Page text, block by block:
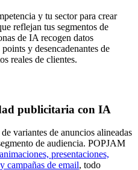
y tu sector para crear
reflejan tus segmentos de
de IA recogen datos
y desencadenantes de
reales de clientes.
publicitaria con IA
variantes de anuncios alineadas
de audiencia. POPJAM
presentaciones,
campañas de email, todo